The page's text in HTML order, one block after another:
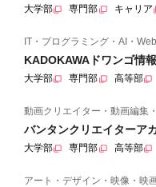
大学部 専門部 キャリア
IT・プログラミング・AI・Web
KADOKAWAドワンゴ情
大学部 専門部 高等部
動画クリエイター・動画編集
バンタンクリエイターア
大学部 専門部 高等部
アート・デザイン・映像・映